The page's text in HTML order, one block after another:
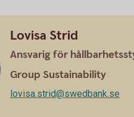
Lovisa Strid
Ansvarig för
Group Sustainability
lovisa.strid@swedbank.se